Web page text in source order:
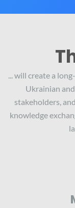
... will create a
Ukrainian
stakeholders,
knowledge